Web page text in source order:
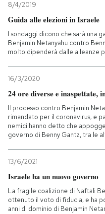
8/4/2019
Guida alle elezioni in Israele
I sondaggi dicono che sarà una
Benjamin Netanyahu contro
molto dipenderà dalle alleanze
16/3/2020
24 ore diverse e inaspettate,
Il processo contro Benjamin
rimandato per il coronavirus, e
nemici hanno detto che
governo di Benny Gantz, tra le
13/6/2021
Israele ha un nuovo governo
La fragile coalizione di Naftali
ottenuto il voto di fiducia, e ha
anni di dominio di Benjamin